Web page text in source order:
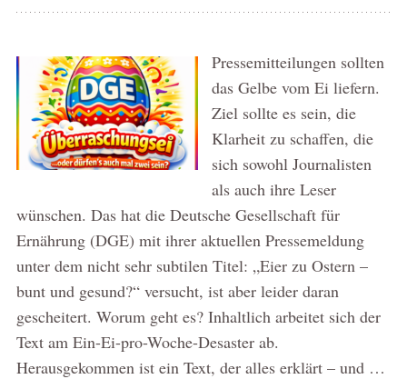
Pressemitteilungen sollten
das Gelbe vom Ei liefern.
Ziel sollte es sein, die
Klarheit zu schaffen, die
sich sowohl Journalisten
als auch ihre Leser
wünschen. Das hat die Deutsche Gesellschaft für
Ernährung (DGE) mit ihrer aktuellen Pressemeldung
unter dem nicht sehr subtilen Titel: „Eier zu Ostern –
bunt und gesund?“ versucht, ist aber leider daran
gescheitert. Worum geht es? Inhaltlich arbeitet sich der
Text am Ein-Ei-pro-Woche-Desaster ab.
Herausgekommen ist ein Text, der alles erklärt – und …